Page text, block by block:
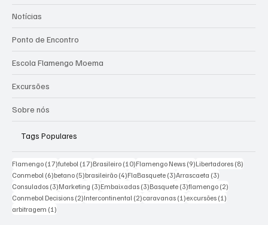
Notícias
Ponto de Encontro
Escola Flamengo Moema
Excursões
Sobre nós
Tags Populares
Flamengo (17)17 posts
futebol (17)17 posts
Brasileiro (10)10 posts
Flamengo News (9)9 posts
Libertadores (8)
Conmebol (6)6 posts
betano (5)5 posts
brasileirão (4)4 posts
FlaBasquete (3)3 posts
Arrascaeta (3)
Consulados (3)3 posts
Marketing (3)3 posts
Embaixadas (3)3 posts
Basquete (3)3 posts
flamengo (2)
Conmebol Decisions (2)2 posts
Intercontinental (2)2 posts
caravanas (1)1 post
excursões (1)
arbitragem (1)